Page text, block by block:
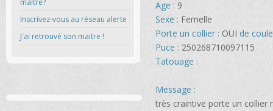
maître?
Inscrivez-vous au réseau alerte
J'ai retrouvé son maitre !
Age : 9
Sexe : Femelle
Porte un collier : OUI de
Puce : 250268710097115
Tatouage :
Message :
très craintive porte un collier